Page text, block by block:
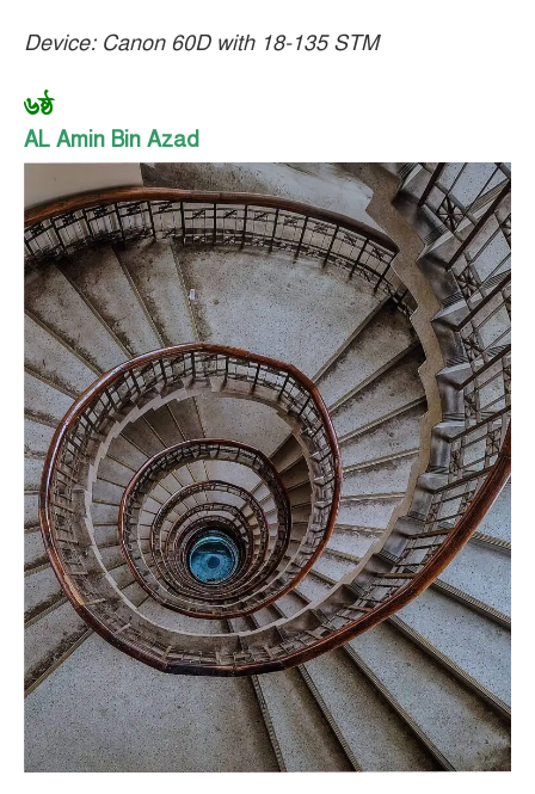
Device: Canon 60D with 18-135 STM
৬ষ্ঠ
AL Amin Bin Azad